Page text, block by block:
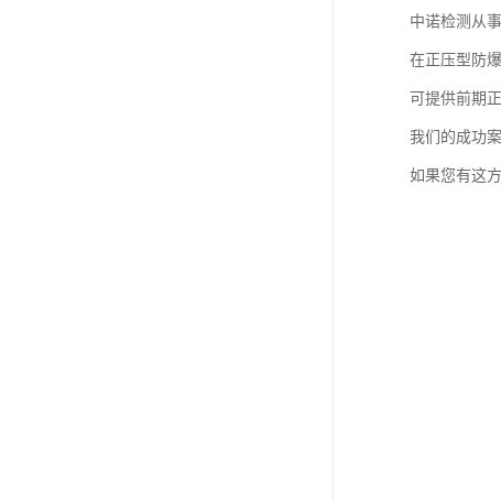
中诺检测从
在正压型防
可提供前期
我们的成功
如果您有这